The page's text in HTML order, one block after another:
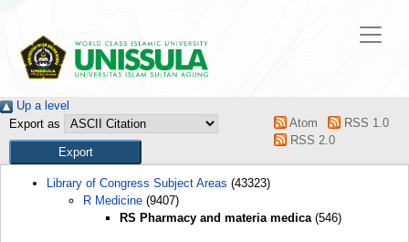
Up a level
Export as
Atom
RSS 1.0
RSS 2.0
Library of Congress Subject Areas (43323)
R Medicine (9407)
RS Pharmacy and materia medica(546)